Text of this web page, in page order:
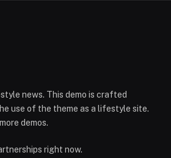
news. This demo is crafted
use of the theme as a lifestyle site.
demos.
right now.